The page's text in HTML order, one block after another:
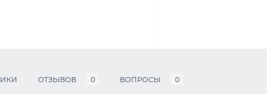
ОТЗЫВОВ 0 ВОПРОСЫ 0